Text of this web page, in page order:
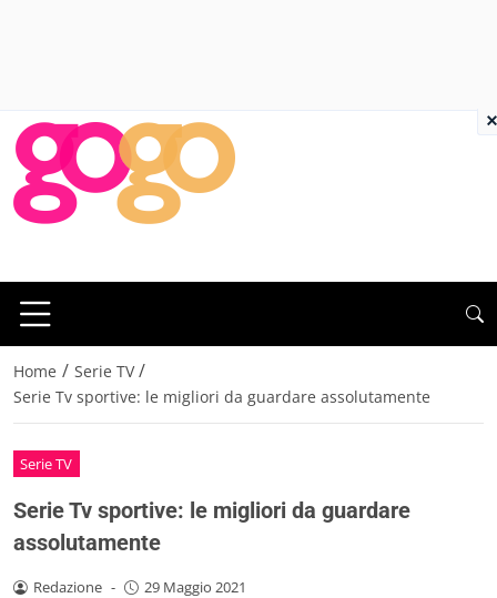
Home / Serie TV /
Serie Tv sportive: le migliori da guardare assolutamente
Serie TV
Serie Tv sportive: le migliori da guardare
assolutamente
Redazione - 29 Maggio 2021
×